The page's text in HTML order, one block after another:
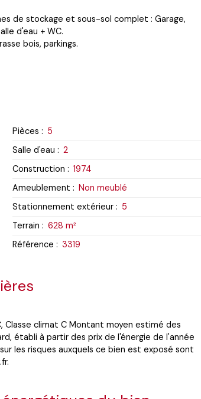
de stockage et sous-sol complet : Garage,
d'eau + WC.
bois, parkings.
Pièces : 5
Salle d'eau : 2
Construction : 1974
Ameublement : Non meublé
Stationnement extérieur : 5
Terrain : 628 m²
Référence : 3319
Classe climat C Montant moyen estimé des
établi à partir des prix de l'énergie de l'année
les risques auxquels ce bien est exposé sont